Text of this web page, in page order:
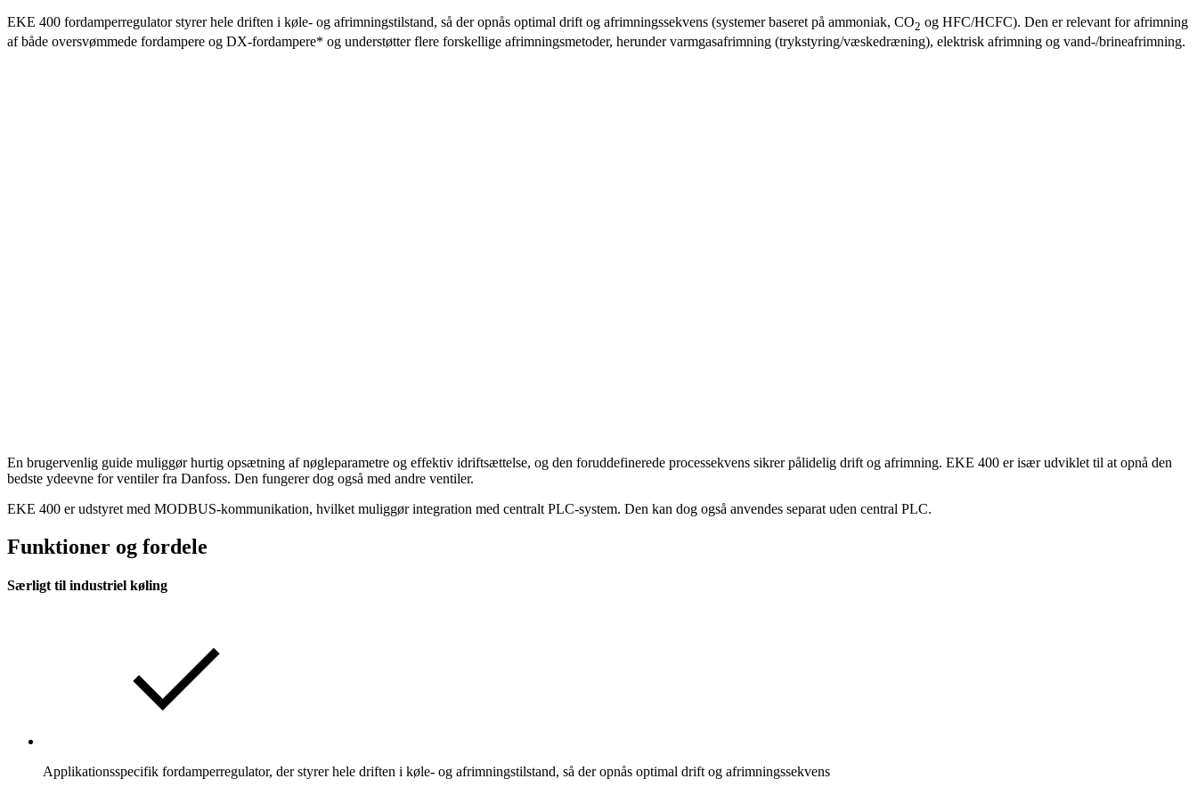
EKE 400 fordamperregulator styrer hele driften i køle- og afrimningstilstand, så der opnås optimal drift og afrimningssekvens (systemer baseret på ammoniak, CO2 og HFC/HCFC). Den er relevant for afrimning
af både oversvømmede fordampere og DX-fordampere* og understøtter flere forskellige afrimningsmetoder, herunder varmgasafrimning (trykstyring/væskedræning), elektrisk afrimning og vand-/brineafrimning.
En brugervenlig guide muliggør hurtig opsætning af nøgleparametre og effektiv idriftsættelse, og den foruddefinerede processekvens sikrer pålidelig drift og afrimning. EKE 400 er især udviklet til at opnå den
bedste ydeevne for ventiler fra Danfoss. Den fungerer dog også med andre ventiler.
EKE 400 er udstyret med MODBUS-kommunikation, hvilket muliggør integration med centralt PLC-system. Den kan dog også anvendes separat uden central PLC.
Funktioner og fordele
Særligt til industriel køling
Applikationsspecifik fordamperregulator, der styrer hele driften i køle- og afrimningstilstand, så der opnås optimal drift og afrimningssekvens